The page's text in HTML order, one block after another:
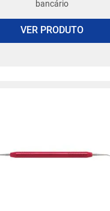
bancário
VER PRODUTO